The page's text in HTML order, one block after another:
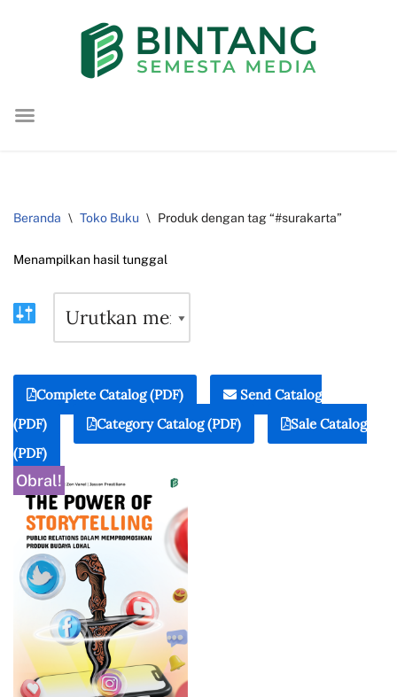
konten
Beranda \ Toko Buku \ Produk dengan tag “#surakarta”
Menampilkan hasil tunggal
Complete Catalog (PDF)
Send Catalog
(PDF)
Category Catalog (PDF)
Sale Catalog
(PDF)
Obral!